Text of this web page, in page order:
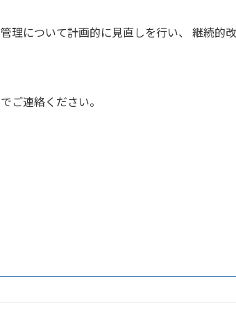
について計画的に見直しを行い、 継続的改
ご連絡ください。